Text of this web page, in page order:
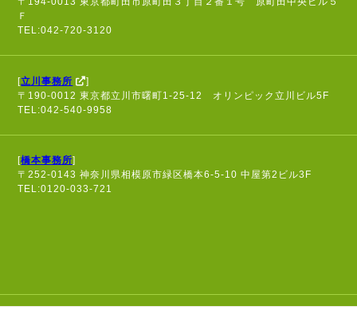
Ｆ
TEL:042-720-3120
[立川事務所
]
〒190-0012 東京都立川市曙町1-25-12 オリンピック立川ビル5F
TEL:042-540-9958
[橋本事務所]
〒252-0143 神奈川県相模原市緑区橋本6-5-10 中屋第2ビル3F
TEL:0120-033-721